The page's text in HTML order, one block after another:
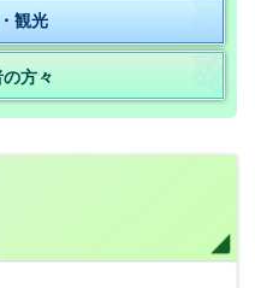
観光
方々